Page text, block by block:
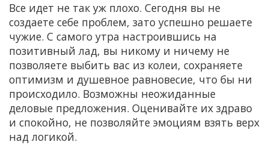
Все идет не так уж плохо. Сегодня вы не
создаете себе проблем, зато успешно решаете
чужие. С самого утра настроившись на
позитивный лад, вы никому и ничему не
позволяете выбить вас из колеи, сохраняете
оптимизм и душевное равновесие, что бы ни
происходило. Возможны неожиданные
деловые предложения. Оценивайте их здраво
и спокойно, не позволяйте эмоциям взять верх
над логикой.